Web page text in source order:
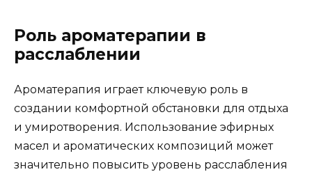
Роль ароматерапии в
расслаблении
Ароматерапия играет ключевую роль в
создании комфортной обстановки для отдыха
и умиротворения. Использование эфирных
масел и ароматических композиций может
значительно повысить уровень расслабления